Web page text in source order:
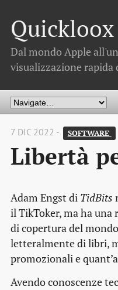
Quickloox
Dal mondo Apple
visualizzazione rapida
7 DIC 2022 - SOFTWARE
Libertà
Adam Engst di TidBits
il TikToker, ma ha
di copertura del
letteralmente di libri,
promozionali e
Avendo conoscenze